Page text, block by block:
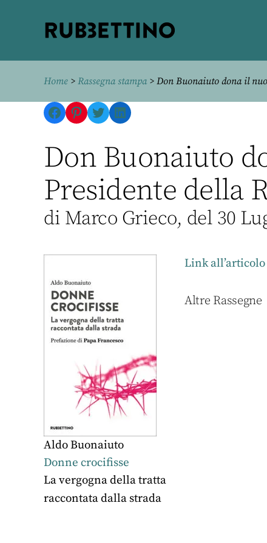
Home > Rassegna stampa> Don Buonaiuto dona il
Facebook
Pinterest
TwitterLinkedIn
Don Buonaiuto
Presidente della
di Marco Grieco, del 30
Aldo Buonaiuto
Donne crocifisse
La vergogna della tratta
raccontata dalla strada
Link
Altre Rassegne